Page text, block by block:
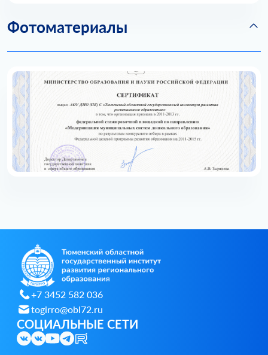
Фотоматериалы
+7 3452 582 036
togirro@obl72.ru
СОЦИАЛЬНЫЕ СЕТИ